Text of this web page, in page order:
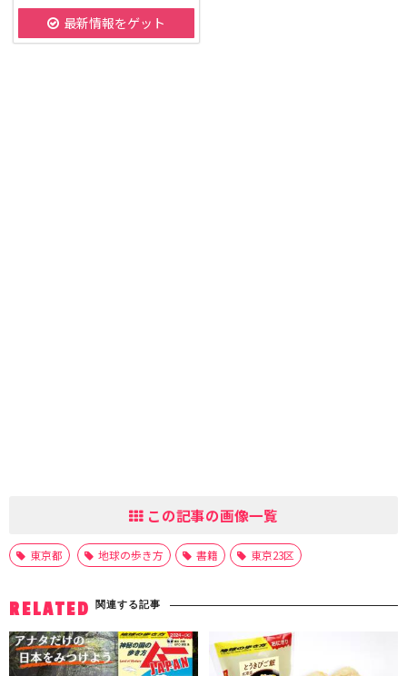
最新情報をゲット
この記事の画像一覧
東京都 地球の歩き方 書籍 東京23区
RELATED 関連する記事